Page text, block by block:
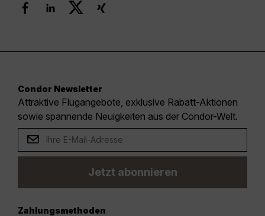
Condor Newsletter
Attraktive Flugangebote, exklusive Rabatt-Aktionen
sowie spannende Neuigkeiten aus der Condor-Welt.
Jetzt abonnieren
Zahlungsmethoden